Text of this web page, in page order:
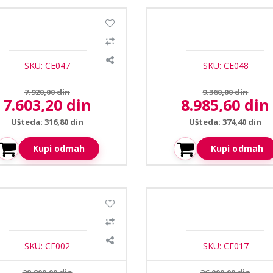
SKU: CE047
Prethodna cena:
7.920,00 din
Aktuelna cena:
7.603,20 din
Ušteda: 316,80 din
Kupi odmah
SKU: CE048
Prethodna cena:
9.360,00 din
Aktuelna cena:
8.985,60 din
Ušteda: 374,40 din
Kupi odmah
CE-1130P audio pojacalo
SKU: CE002
Ceopa CE-MP130P audio
SKU: CE017